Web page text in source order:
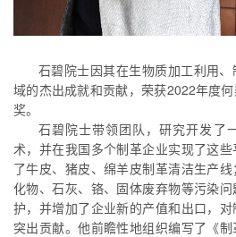
石碧院士因其在生物质加工利用
域的杰出成就和贡献，荣获2022年度
奖。
石碧院士带领团队，研究开发了
术，并在我国多个制革企业实现了这
了牛皮、猪皮、绵羊皮制革清洁生产
化物、石灰、铬、固体废弃物等污染
护，并增加了企业新的产值和出口，
突出贡献。他前瞻性地组织编写了《